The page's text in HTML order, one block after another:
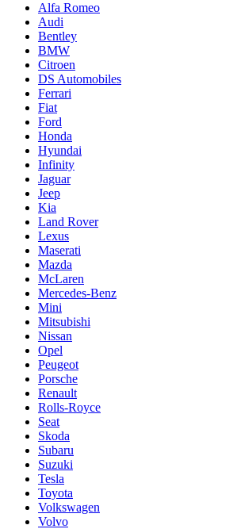
Alfa Romeo
Audi
Bentley
BMW
Citroen
DS Automobiles
Ferrari
Fiat
Ford
Honda
Hyundai
Infinity
Jaguar
Jeep
Kia
Land Rover
Lexus
Maserati
Mazda
McLaren
Mercedes-Benz
Mini
Mitsubishi
Nissan
Opel
Peugeot
Porsche
Renault
Rolls-Royce
Seat
Skoda
Subaru
Suzuki
Tesla
Toyota
Volkswagen
Volvo